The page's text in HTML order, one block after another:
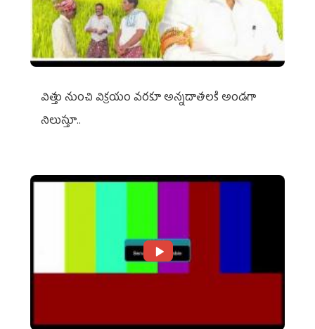
విత్తు నుంచి విక్రయం వరకూ అన్నదాతలకి అండగా
నిలుస్తూ..